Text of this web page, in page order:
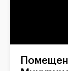
Помещение Озерная в ЖК Левел